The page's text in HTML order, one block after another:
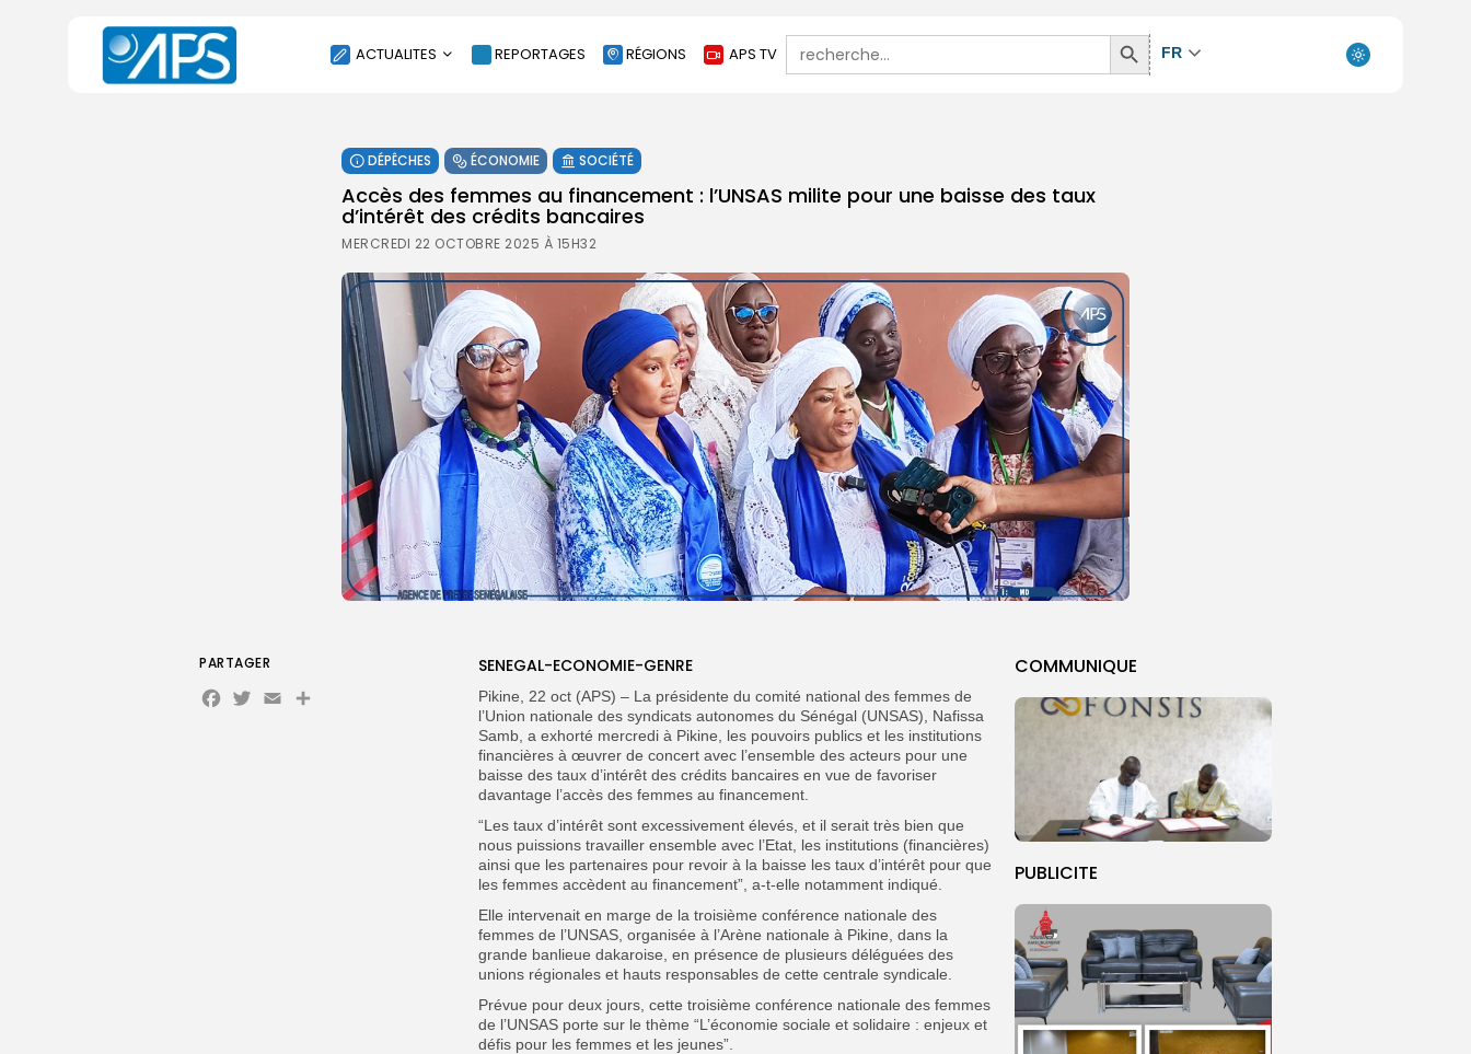
ACTUALITES
SOCIÉTÉ
ÉCONOMIE
CULTURE
ENVIRONNEMENT
INTERNATIONAL
AGENDA
SANTE
REPORTAGES RÉGIONS APS TV
Search
for:
Search
Button
FR
DÉPÊCHES ÉCONOMIE SOCIÉTÉ
Accès des femmes au financement : l’UNSAS milite pour une baisse des taux
d’intérêt des crédits bancaires
MERCREDI 22 OCTOBRE 2025 À 15H32
COMMUNIQUE
PUBLICITE
SENEGAL-ECONOMIE-GENRE
Pikine, 22 oct (APS) – La présidente du comité national des femmes de
l’Union nationale des syndicats autonomes du Sénégal (UNSAS), Nafissa
Samb, a exhorté mercredi à Pikine, les pouvoirs publics et les institutions
financières à œuvrer de concert avec l’ensemble des acteurs pour une
baisse des taux d’intérêt des crédits bancaires en vue de favoriser
davantage l’accès des femmes au financement.
“Les taux d’intérêt sont excessivement élevés, et il serait très bien que
nous puissions travailler ensemble avec l’Etat, les institutions (financières)
ainsi que les partenaires pour revoir à la baisse les taux d’intérêt pour que
les femmes accèdent au financement”, a-t-elle notamment indiqué.
Elle intervenait en marge de la troisième conférence nationale des
femmes de l’UNSAS, organisée à l’Arène nationale à Pikine, dans la
grande banlieue dakaroise, en présence de plusieurs déléguées des
unions régionales et hauts responsables de cette centrale syndicale.
Prévue pour deux jours, cette troisième conférence nationale des femmes
de l’UNSAS porte sur le thème “L’économie sociale et solidaire : enjeux et
défis pour les femmes et les jeunes”.
PARTAGER
Facebook
Twitter
EmailPartager